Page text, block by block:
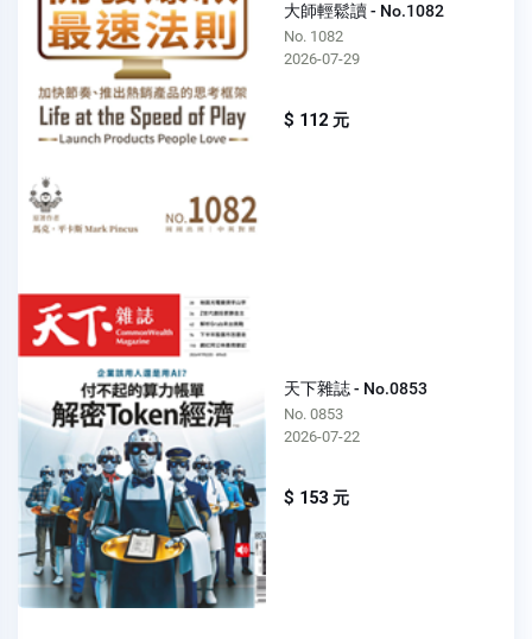
大師輕鬆讀 - No.1082
No. 1082
2026-07-29
$ 112 元
天下雜誌 - No.0853
No. 0853
2026-07-22
$ 153 元